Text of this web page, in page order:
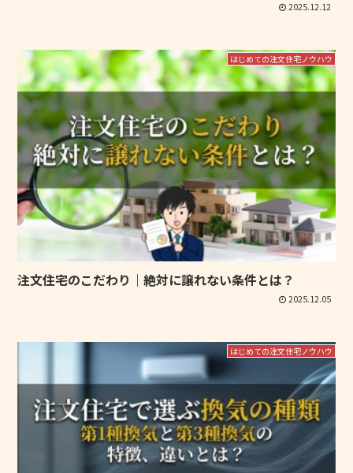
2025.12.12
はじめての注文住宅ノウハウ
注文住宅のこだわり｜絶対に譲れない条件とは？
2025.12.05
はじめての注文住宅ノウハウ